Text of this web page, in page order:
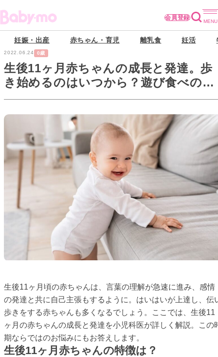
会員登録
妊娠・出産 赤ちゃん・育児 離乳食 妊活
2022.06.24 0歳
生後11ヶ月赤ちゃんの成長と発達。歩
き始めるのはいつから？遊び食べのお
悩み解決法も【小児科医監修】
生後11ヶ月頃の赤ちゃんは、言葉の理解が急速に進み、感情
の発達と共に自己主張もするように。はいはいが上達し、伝
歩きをする赤ちゃんも多くなるでしょう。ここでは、生後11
ヶ月の赤ちゃんの成長と発達を小児科医が詳しく解説。この
期ならではのお悩みにもお答えします。
生後11ヶ月赤ちゃんの特徴は？